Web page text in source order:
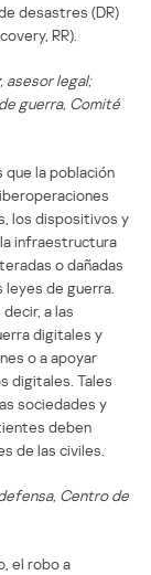
desastres (DR)
RR).
, asesor legal;
guerra, Comité
que la población
los dispositivos y
infraestructura
o dañadas
de guerra.
a las
digitales y
o a apoyar
digitales. Tales
sociedades y
deben
de las civiles.
Centro de
el robo a